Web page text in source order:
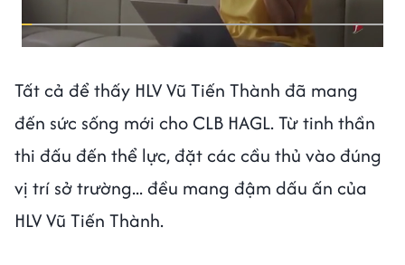
Tất cả để thấy HLV Vũ Tiến Thành đã mang
đến sức sống mới cho CLB HAGL. Từ tinh thần
thi đấu đến thể lực, đặt các cầu thủ vào đúng
vị trí sở trường... đều mang đậm dấu ấn của
HLV Vũ Tiến Thành.